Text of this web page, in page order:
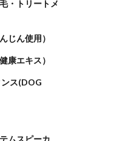
・トリートメ
じん使用）
康エキス）
ス(DOG